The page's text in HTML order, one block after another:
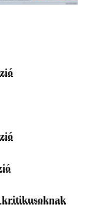
kritikusoknak